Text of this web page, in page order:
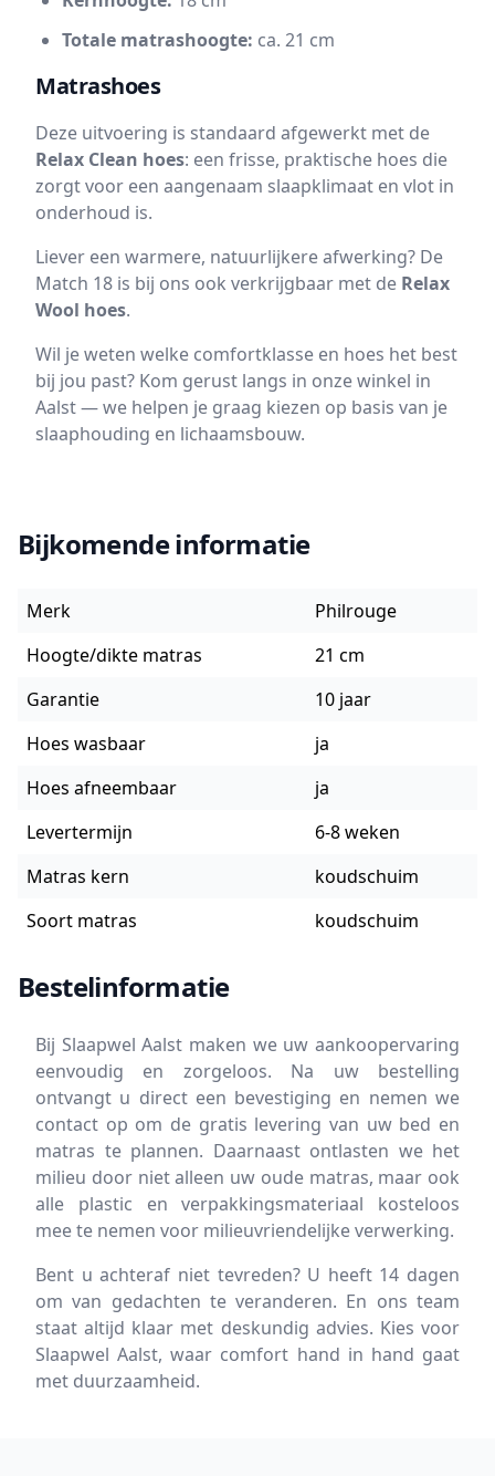
Totale matrashoogte: ca. 21 cm
Matrashoes
Deze uitvoering is standaard afgewerkt met de
Relax Clean hoes: een frisse, praktische hoes die
zorgt voor een aangenaam slaapklimaat en vlot in
onderhoud is.
Liever een warmere, natuurlijkere afwerking? De
Match 18 is bij ons ook verkrijgbaar met de Relax
Wool hoes.
Wil je weten welke comfortklasse en hoes het best
bij jou past? Kom gerust langs in onze winkel in
Aalst — we helpen je graag kiezen op basis van je
slaaphouding en lichaamsbouw.
Bijkomende informatie
Merk
Philrouge
Hoogte/dikte matras
21 cm
Garantie
10 jaar
Hoes wasbaar
ja
Hoes afneembaar
ja
Levertermijn
6-8 weken
Matras kern
koudschuim
Soort matras
koudschuim
Bestelinformatie
Bij Slaapwel Aalst maken we uw aankoopervaring
eenvoudig en zorgeloos. Na uw bestelling
ontvangt u direct een bevestiging en nemen we
contact op om de gratis levering van uw bed en
matras te plannen. Daarnaast ontlasten we het
milieu door niet alleen uw oude matras, maar ook
alle plastic en verpakkingsmateriaal kosteloos
mee te nemen voor milieuvriendelijke verwerking.
Bent u achteraf niet tevreden? U heeft 14 dagen
om van gedachten te veranderen. En ons team
staat altijd klaar met deskundig advies. Kies voor
Slaapwel Aalst, waar comfort hand in hand gaat
met duurzaamheid.